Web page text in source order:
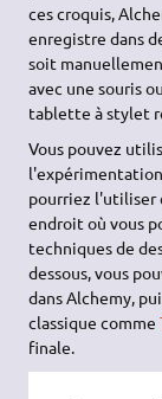
ces croquis,
enregistre dans
soit
avec une souris
tablette à stylet
Vous pouvez
pourriez l'utiliser
endroit où vous
techniques de
dessous, vous
dans Alchemy,
classique comme
finale.